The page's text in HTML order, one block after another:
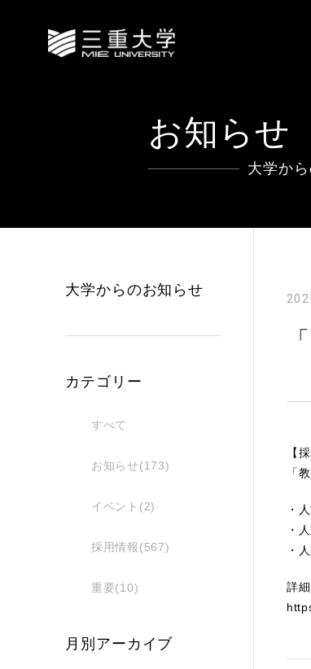
お知らせ
大学か
【
「
・
・
・
詳
大学からのお知らせ
カテゴリー
すべて
お知らせ(173)
イベント(2)
採用情報(567)
重要(10)
月別アーカイブ